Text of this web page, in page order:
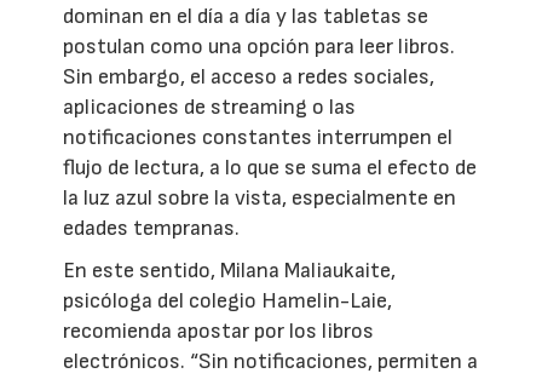
dominan en el día a día y las tabletas se
postulan como una opción para leer libros.
Sin embargo, el acceso a redes sociales,
aplicaciones de streaming o las
notificaciones constantes interrumpen el
flujo de lectura, a lo que se suma el efecto de
la luz azul sobre la vista, especialmente en
edades tempranas.
En este sentido, Milana Maliaukaite,
psicóloga del colegio Hamelin-Laie,
recomienda apostar por los libros
electrónicos. “Sin notificaciones, permiten a